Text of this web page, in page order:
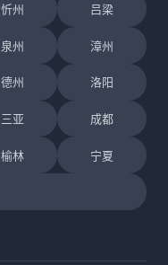
忻州 吕梁
泉州 漳州
德州 洛阳
三亚 成都
榆林 宁夏